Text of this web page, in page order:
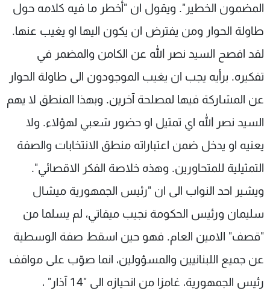
المضمون الخطير". ويقول ان "أخطر ما فيه كلامه حول
طاولة الحوار ومن يفترض ان يكون اليها او يغيب عنها.
لقد افصح السيد نصر الله عن الكامن والمضمر في
تفكيره. برأيه يجب ان يغيب الموجودون الى طاولة الحوار
عن المشاركة فيها لمصلحة آخرين. وبهذا المنطق لا يهم
السيد نصر الله اي تمثيل او حضور شعبي لهؤلاء. ولا
يعنيه او يدخل ضمن اعتباراته منطق الانتخابات والصفة
التمثيلية للمتحاورين. وهذه خلاصة الفكر الاقصائي".
ويشير احد النواب الى ان "رئيس الجمهورية ميشال
سليمان ورئيس الحكومة نجيب ميقاتي، لم يسلما من
"قصف" الامين العام. فهو حين اسقط صفة الوسطية
عن جميع اللبنانيين والمسؤولين، انما صوّب على مواقف
رئيس الجمهورية، غامزا من انحيازه الى "14 آذار" ،